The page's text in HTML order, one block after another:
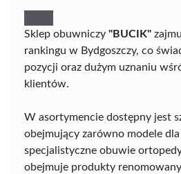
Sklep obuwniczy "BUCIK"
rankingu w Bydgoszczy, co
pozycji oraz dużym uznaniu
klientów.
W asortymencie dostępny jest
obejmujący zarówno modele
specjalistyczne obuwie
obejmuje produkty